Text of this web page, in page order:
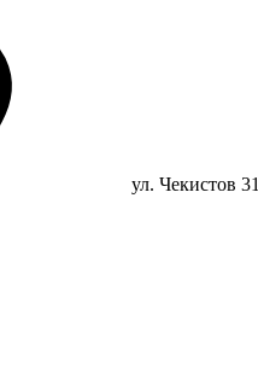
ул. Чекистов 31